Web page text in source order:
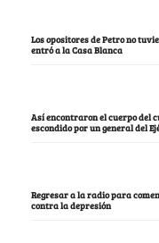
Los opositores de Petro no
entró a la Casa Blanca
Así encontraron el cuerpo del
escondido por un general del
Regresar a la radio para
contra la depresión